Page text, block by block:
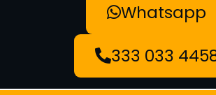
Whatsapp
333 033